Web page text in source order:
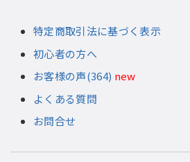
特定商取引法に基づく表示
初心者の方へ
お客様の声(364) new
よくある質問
お問合せ